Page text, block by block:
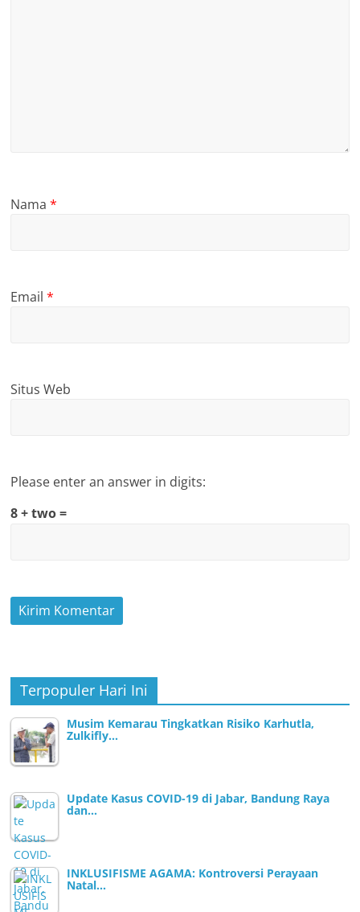
Nama*
Email*
Situs Web
Please enter an answer in digits:
8 + two =
Terpopuler Hari Ini
Musim Kemarau Tingkatkan Risiko Karhutla,
Zulkifly…
Update Kasus COVID-19 di Jabar, Bandung Raya
dan…
INKLUSIFISME AGAMA: Kontroversi Perayaan
Natal…